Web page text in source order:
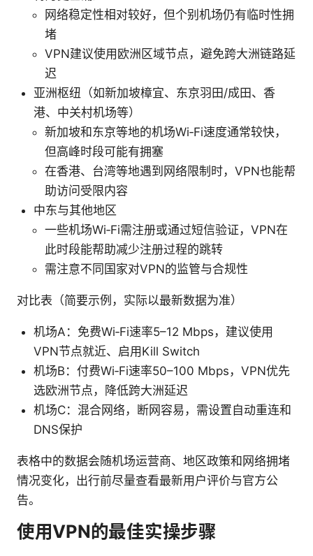
网络稳定性相对较好，但个别机场仍有临时性拥
堵
VPN建议使用欧洲区域节点，避免跨大洲链路延
迟
亚洲枢纽（如新加坡樟宜、东京羽田/成田、香
港、中关村机场等）
新加坡和东京等地的机场Wi‑Fi速度通常较快，
但高峰时段可能有拥塞
在香港、台湾等地遇到网络限制时，VPN也能帮
助访问受限内容
中东与其他地区
一些机场Wi‑Fi需注册或通过短信验证，VPN在
此时段能帮助减少注册过程的跳转
需注意不同国家对VPN的监管与合规性
对比表（简要示例，实际以最新数据为准）
机场A：免费Wi‑Fi速率5–12 Mbps，建议使用
VPN节点就近、启用Kill Switch
机场B：付费Wi‑Fi速率50–100 Mbps，VPN优先
选欧洲节点，降低跨大洲延迟
机场C：混合网络，断网容易，需设置自动重连和
DNS保护
表格中的数据会随机场运营商、地区政策和网络拥堵
情况变化，出行前尽量查看最新用户评价与官方公
告。
使用VPN的最佳实操步骤